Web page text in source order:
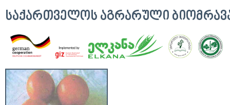
ᲡᲐᲥᲐᲠᲗᲕᲔᲚᲝᲡ ᲐᲒᲠᲐᲠᲣᲚᲘ